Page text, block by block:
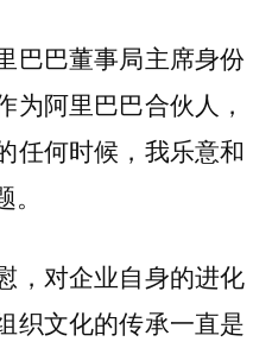
巴巴董事局主席身份
为阿里巴巴合伙人，
任何时候，我乐意和
，对企业自身的进化
织文化的传承一直是